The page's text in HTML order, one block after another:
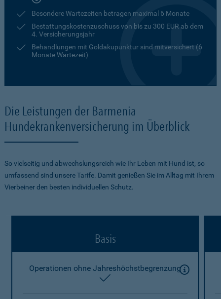
Besondere Wartezeiten betragen maximal 6 Monate
Bestattungskostenzuschuss von bis zu 300 EUR ab dem
4. Versicherungsjahr
Behandlungen mit Goldakupunktur sind mitversichert (6
Monate Wartezeit)
Die Leistungen der Barmenia
Hundekrankenversicherung im Überblick
So vielseitig und abwechslungsreich wie Ihr Leben mit Hund ist, so
umfassend sind unsere Tarife. Damit genießen Sie im Alltag mit Ihrem
Vierbeiner den besten individuellen Schutz.
Basis
Operationen ohne Jahreshöchstbegrenzung